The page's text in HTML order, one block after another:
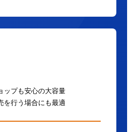
ップも安心の大容量
を行う場合にも最適